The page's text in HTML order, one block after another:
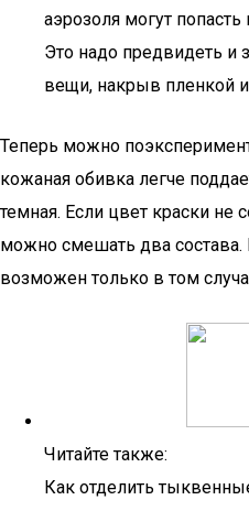
аэрозоля могут
Это надо предвидеть и
вещи, накрыв пленкой
Теперь можно
кожаная обивка легче
темная. Если цвет краски не
можно смешать два состава.
возможен только в том
Читайте также:
Как отделить